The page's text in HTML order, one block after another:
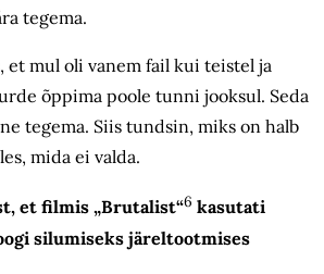
tegema.
et mul oli vanem fail kui teistel ja
õppima poole tunni jooksul. Seda
tegema. Siis tundsin, miks on halb
mida ei valda.
et filmis „Brutalist“6 kasutati
silumiseks järeltootmises